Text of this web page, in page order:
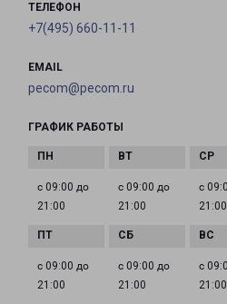
ТЕЛЕФОН
+7(495) 660-11-11
EMAIL
pecom@pecom.ru
ГРАФИК РАБОТЫ
с 09:00 до
21:00
с 09:00 до
21:00
с
21:00
с 09:00 до
21:00
с 09:00 до
21:00
с
21:00